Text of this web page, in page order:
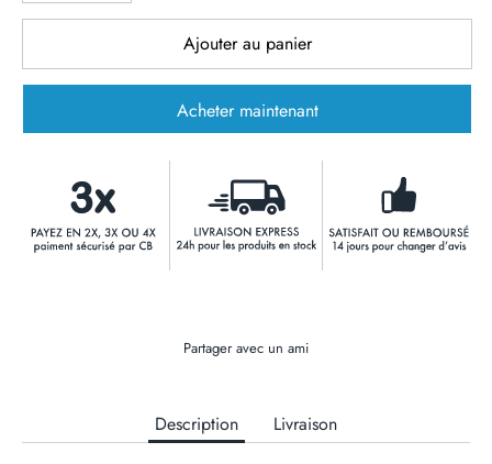
Ajouter au panier
Acheter maintenant
Partager avec un ami
Description Livraison